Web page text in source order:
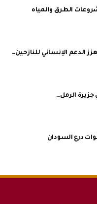
الطرق والمياه
الدعم الإنساني للنازحين…
درع السودان